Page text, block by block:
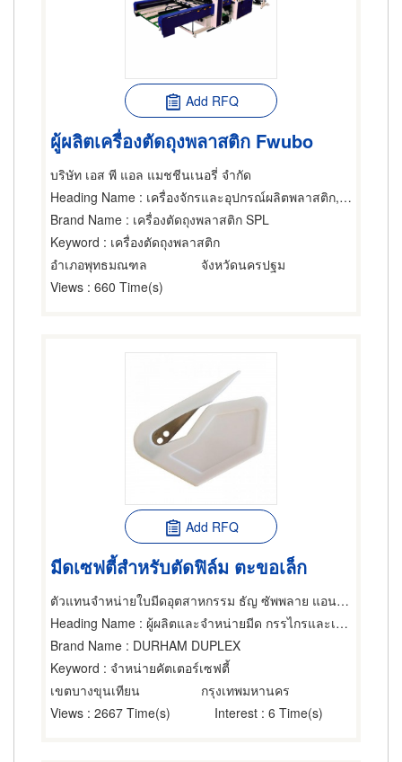
Add RFQ
ผู้ผลิตเครื่องตัดถุงพลาสติก Fwubo
บริษัท เอส พี แอล แมชชีนเนอรี่ จำกัด
Heading Name : เครื่องจักรและอุปกรณ์ผลิตพลาสติก,ผู้ผลิตและจำหน่ายมีด กรรไกรและเครื่องตัด,ถุงพลาสติกและถุงใสโปร่ง
Brand Name : เครื่องตัดถุงพลาสติก SPL
Keyword : เครื่องตัดถุงพลาสติก
อำเภอพุทธมณฑล
จังหวัดนครปฐม
Views : 660 Time(s)
Add RFQ
มีดเซฟตี้สำหรับตัดฟิล์ม ตะขอเล็ก
ตัวแทนจำหน่ายใบมีดอุตสาหกรรม ธัญ ซัพพลาย แอนด์ เซอร์วิส
Heading Name : ผู้ผลิตและจำหน่ายมีด กรรไกรและเครื่องตัด,ผลิตภัณฑ์โลหะ,เครื่องมือใช้ตัด
Brand Name : DURHAM DUPLEX
Keyword : จำหน่ายคัตเตอร์เซฟตี้
เขตบางขุนเทียน
กรุงเทพมหานคร
Views : 2667 Time(s) Interest : 6 Time(s)